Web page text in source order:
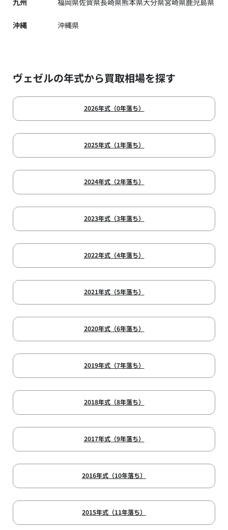
九州 福岡県佐賀県長崎県熊本県大分県宮崎県鹿児島県
沖縄 沖縄県
ヴェゼルの年式から買取相場を探す
2026年式（0年落ち）
2025年式（1年落ち）
2024年式（2年落ち）
2023年式（3年落ち）
2022年式（4年落ち）
2021年式（5年落ち）
2020年式（6年落ち）
2019年式（7年落ち）
2018年式（8年落ち）
2017年式（9年落ち）
2016年式（10年落ち）
2015年式（11年落ち）